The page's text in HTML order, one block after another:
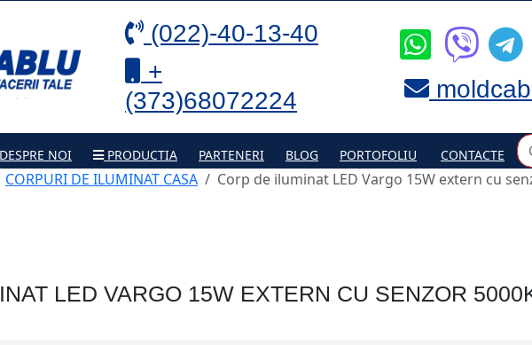
(022)-40-13-40
+
(373)68072224
DESPRE NOI PRODUCTIA PARTENERI BLOG PORTOFOLIU CONTACTE
CORPURI DE ILUMINAT CASA Corp de iluminat LED Vargo 15W extern сu
LED VARGO 15W EXTERN СU SENZOR